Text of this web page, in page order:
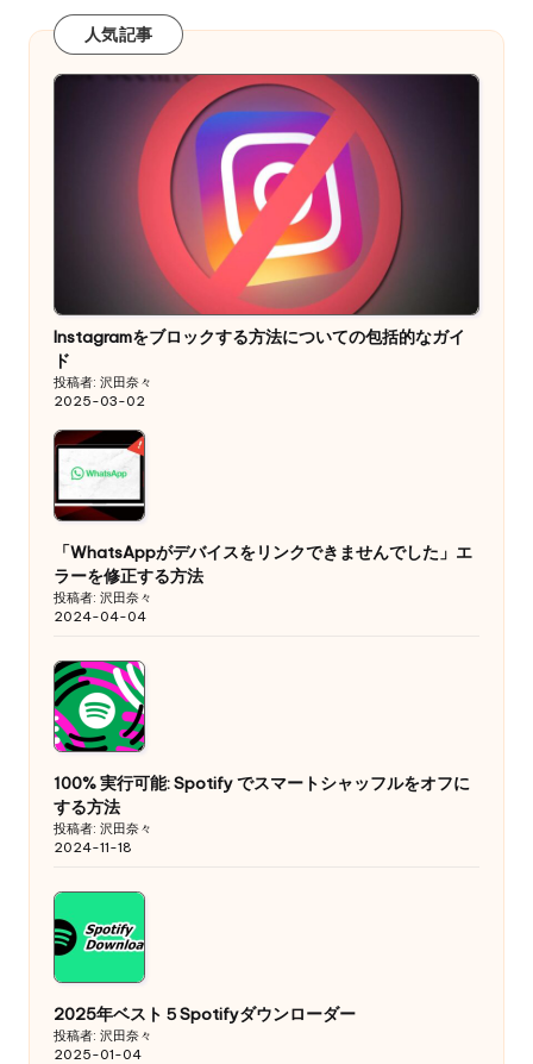
人気記事
Instagramをブロックする方法についての包括的なガイ
ド
投稿者: 沢田奈々
2025-03-02
「WhatsAppがデバイスをリンクできませんでした」エ
ラーを修正する方法
投稿者: 沢田奈々
2024-04-04
100% 実行可能: Spotify でスマートシャッフルをオフに
する方法
投稿者: 沢田奈々
2024-11-18
2025年ベスト５Spotifyダウンローダー
投稿者: 沢田奈々
2025-01-04